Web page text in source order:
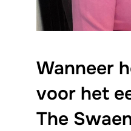
Wanneer
voor het
The